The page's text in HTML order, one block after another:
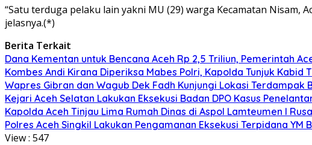
“Satu terduga pelaku lain yakni MU (29) warga Kecamatan
jelasnya.(*)
Berita Terkait
Dana Kementan untuk Bencana Aceh Rp 2,5 Triliun, Pemerintah
Kombes Andi Kirana Diperiksa Mabes Polri, Kapolda Tunjuk Kabid
Wapres Gibran dan Wagub Dek Fadh Kunjungi Lokasi Terdampak
Kejari Aceh Selatan Lakukan Eksekusi Badan DPO Kasus
Kapolda Aceh Tinjau Lima Rumah Dinas di Aspol Lamteumen I
Polres Aceh Singkil Lakukan Pengamanan Eksekusi Terpidana
View : 547